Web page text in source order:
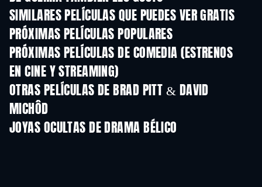
SIMILARES PELÍCULAS QUE PUEDES VER GRATIS
PRÓXIMAS PELÍCULAS POPULARES
PRÓXIMAS PELÍCULAS DE COMEDIA (ESTRENOS
EN CINE Y STREAMING)
OTRAS PELÍCULAS DE BRAD PITT & DAVID
MICHÔD
Wizards!
JOYAS OCULTAS DE DRAMA BÉLICO